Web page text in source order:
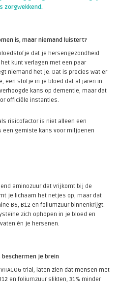
zorgwekkend.
is, maar niemand luistert?
dat je hersengezondheid
kunt verlagen met een paar
niemand het je. Dat is precies wat er
een stofje in je bloed dat al jaren in
kans op dementie, maar dat
officiële instanties.
risicofactor is niet alleen een
gemiste kans voor miljoenen
aminozuur dat vrijkomt bij de
je lichaam het netjes op, maar dat
B6, B12 en foliumzuur binnenkrijgt.
zich ophopen in je bloed en
én je hersenen.
je brein
trial, laten zien dat mensen met
en foliumzuur slikten, 31% minder